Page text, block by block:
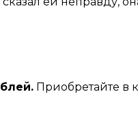
Приобретайте в